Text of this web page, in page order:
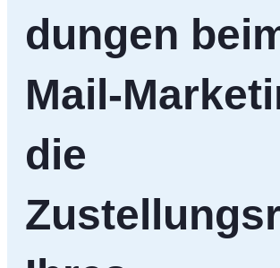
dungen
Mail-
die